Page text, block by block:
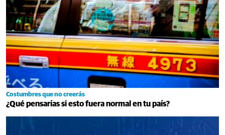
Costumbres que no creerás
¿Qué pensarías si esto fuera normal en tu país?